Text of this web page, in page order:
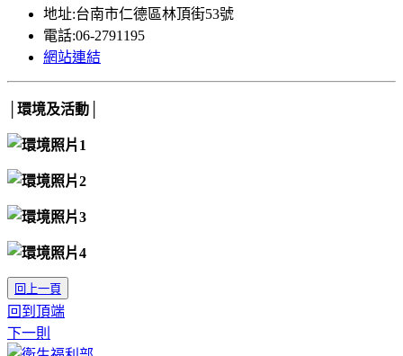
地址:台南市仁德區林頂街53號
電話:06-2791195
網站連結
│環境及活動│
回上一頁
回到頂端
下一則